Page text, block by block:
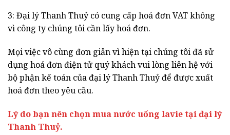
3: Đại lý Thanh Thuỷ có cung cấp hoá đơn VAT không
vì công ty chúng tôi cần lấy hoá đơn.
Mọi việc vô cùng đơn giản vì hiện tại chúng tôi đã sử
dụng hoá đơn điện tử quý khách vui lòng liên hệ với
bộ phận kế toán của đại lý Thanh Thuỷ để được xuất
hoá đơn theo yêu cầu.
Lý do bạn nên chọn mua nước uống lavie tại đại lý
Thanh Thuỷ.